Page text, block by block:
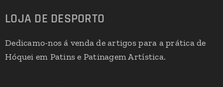
LOJA DE DESPORTO
Dedicamo-nos á venda de artigos para a prática de
Hóquei em Patins e Patinagem Artística.